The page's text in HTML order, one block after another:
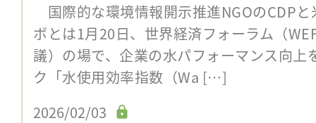
国際的な環境情報開示推進NGOのCDP
ボとは1月20日、世界経済フォーラム（
議）の場で、企業の水パフォーマンス向上
ク「水使用効率指数（Wa […]
2026/02/03